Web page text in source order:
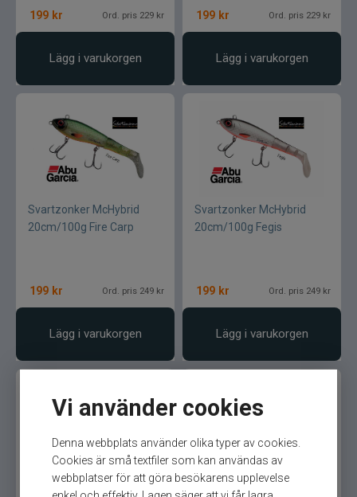
Vi använder cookies
Denna webbplats använder olika typer av cookies.
Cookies är små textfiler som kan användas av
webbplatser för att göra besökarens upplevelse
199 kr Ord. pris 229 kr
Lägg i varukorgen
199 kr Ord. pris 229 kr
Lägg i varukorgen
Svartzonker McHybrid
20cm/100g Fire Carp
199 kr Ord. pris 249 kr
Lägg i varukorgen
Svartzonker McHybrid
20cm/100g Fegis
199 kr Ord. pris 249 kr
Lägg i varukorgen
Svartzonker McHybrid
Svartzonker McHybrid